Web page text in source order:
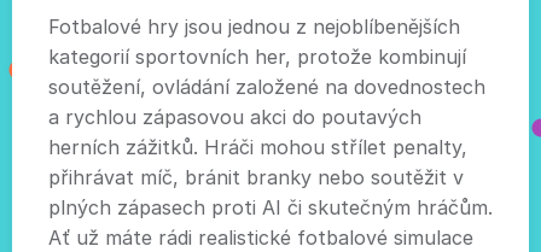
Fotbalové hry jsou jednou z nejoblíbenějších
kategorií sportovních her, protože kombinují
soutěžení, ovládání založené na dovednostech
a rychlou zápasovou akci do poutavých
herních zážitků. Hráči mohou střílet penalty,
přihrávat míč, bránit branky nebo soutěžit v
plných zápasech proti AI či skutečným hráčům.
Ať už máte rádi realistické fotbalové simulace